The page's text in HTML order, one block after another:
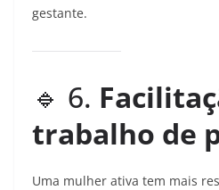
gestante.
🔹 6.
trabalho de
Uma mulher ativa tem mais